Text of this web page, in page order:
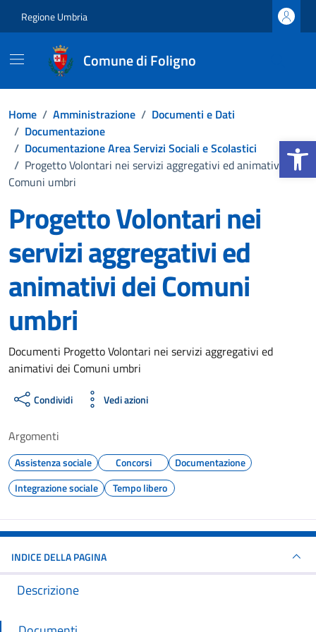
Apri la
Regione Umbria
Comune di Foligno
Home / Amministrazione / Documenti e Dati
/ Documentazione
/ Documentazione Area Servizi Sociali e Scolastici
/ Progetto Volontari nei servizi aggregativi ed animativi dei
Comuni umbri
Progetto Volontari nei
servizi aggregativi ed
animativi dei Comuni
umbri
Dettagli del documento
Documenti Progetto Volontari nei servizi aggregativi ed
animativi dei Comuni umbri
Condividi Vedi azioni
Argomenti
Assistenza sociale Concorsi
Documentazione
Integrazione sociale
Tempo libero
INDICE DELLA PAGINA
Descrizione